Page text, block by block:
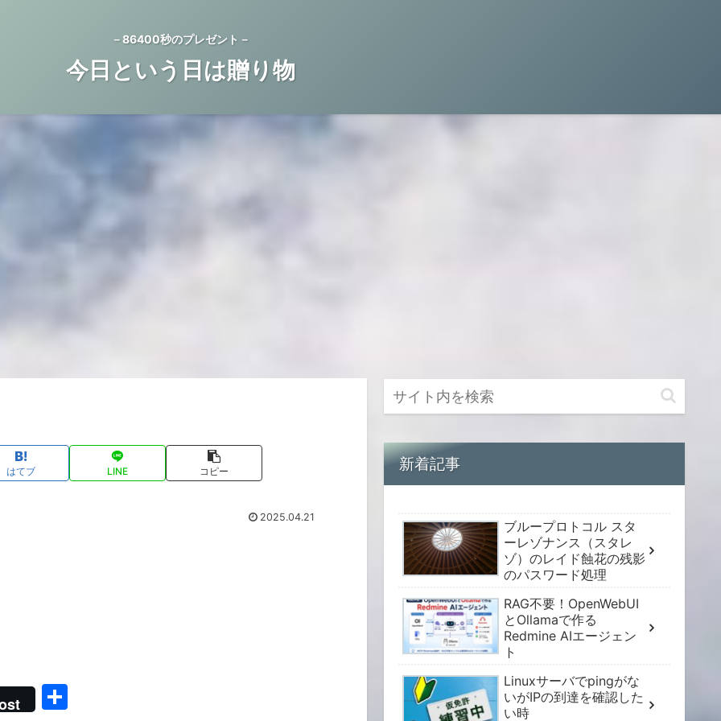
－86400秒のプレゼント－
今日という日は贈り物
はてブ LINE コピー
2025.04.21
新着記事
ブループロトコル スタ
ーレゾナンス（スタレ
ゾ）のレイド蝕花の残影
のパスワード処理
RAG不要！OpenWebUI
とOllamaで作る
Redmine AIエージェン
ト
Linuxサーバでpingがな
いがIPの到達を確認した
い時